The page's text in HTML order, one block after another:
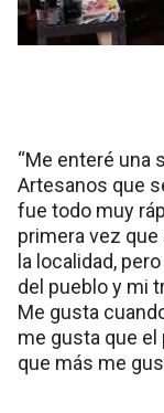
“Me enteré una
Artesanos que
fue todo muy
primera vez
la localidad,
del pueblo y mi
Me gusta
me gusta que
que más me